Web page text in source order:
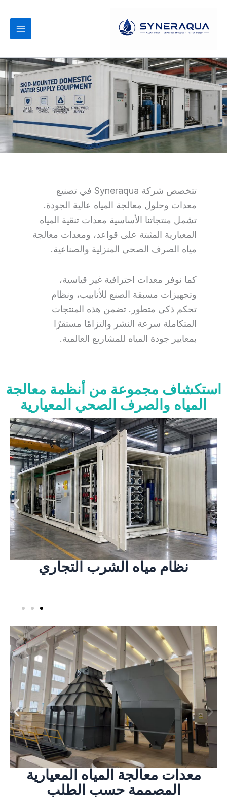
المحتوى
تتخصص شركة Syneraqua في تصنيع
معدات وحلول معالجة المياه عالية الجودة.
تشمل منتجاتنا الأساسية معدات تنقية المياه
المعيارية المثبتة على قواعد، ومعدات معالجة
مياه الصرف الصحي المنزلية والصناعية.
كما نوفر معدات احترافية غير قياسية،
وتجهيزات مسبقة الصنع للأنابيب، ونظام
تحكم ذكي متطور. تضمن هذه المنتجات
المتكاملة سرعة النشر والتزامًا مستقرًا
بمعايير جودة المياه للمشاريع العالمية.
استكشاف مجموعة من أنظمة معالجة
المياه والصرف الصحي المعيارية
تم تصميم نظام مياه الشرب المباشر التجاري المعبأ
لتطبيقات مياه الشرب في المدارس والمستشفيات
والمباني المكتبية والمجمعات التجارية والمناطق
الصناعية ومرافق الخدمة العامة، وهو حل معياري
جديد لتنقية المياه.
عرض المزيد
نظام مياه الشرب التجاري
حلول هندسية معيارية لمشاريع معالجة المياه
الصناعية والبلدية والبنية التحتية
عرض المزيد
معدات معالجة المياه المعيارية
المصممة حسب الطلب